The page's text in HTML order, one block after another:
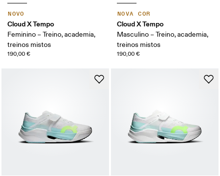
NOVO
Cloud X Tempo
Feminino – Treino, academia,
treinos mistos
190,00 €
NOVA COR
Cloud X Tempo
Masculino – Treino, academia,
treinos mistos
190,00 €